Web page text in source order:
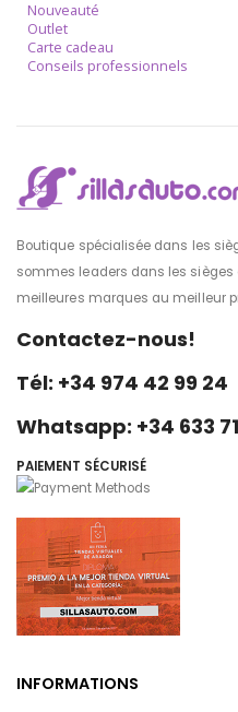
Nouveauté
Outlet
Carte cadeau
Conseils professionnels
Boutique spécialisée dans les
sommes leaders dans les
meilleures marques au meilleur
Contactez-nous!
Tél: +34 974 42 99 24
Whatsapp: +34 633
PAIEMENT SÉCURISÉ
INFORMATIONS